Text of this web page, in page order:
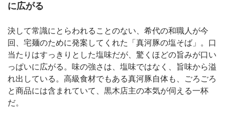
に広がる
決して常識にとらわれることのない、希代の和職人が今
回、宅麺のために発案してくれた「真河豚の塩そば」。口
当たりはすっきりとした塩味だが、驚くほどの旨みが口い
っぱいに広がる。味の強さは、塩味ではなく、旨味から溢
れ出している。高級食材でもある真河豚自体も、ごろごろ
と商品には含まれていて、黒木店主の本気が伺える一杯
だ。